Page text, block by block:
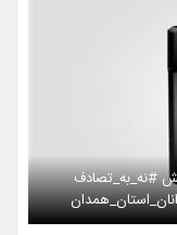
#نه_به_تصادف